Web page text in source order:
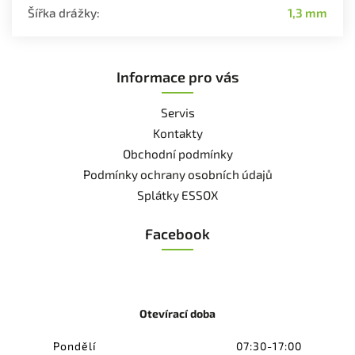
Šířka drážky: 1,3 mm
Informace pro vás
Servis
Kontakty
Obchodní podmínky
Podmínky ochrany osobních údajů
Splátky ESSOX
Facebook
Otevírací doba
Pondělí
07:30-17:00